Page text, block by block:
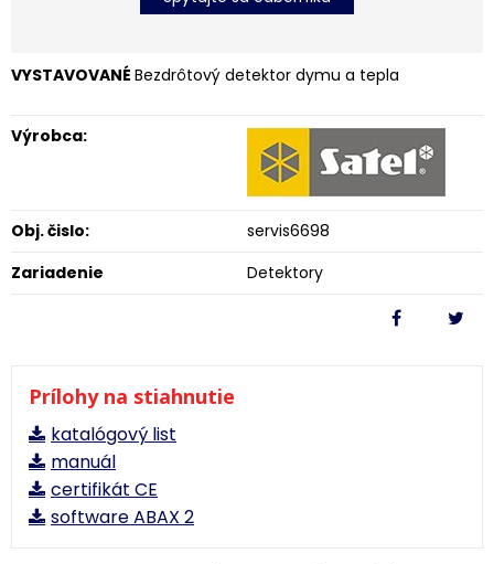
VYSTAVOVANÉ Bezdrôtový detektor dymu a tepla
Výrobca:
Obj. čislo:
servis6698
Zariadenie
Detektory
Prílohy na stiahnutie
katalógový list
manuál
certifikát CE
software ABAX 2